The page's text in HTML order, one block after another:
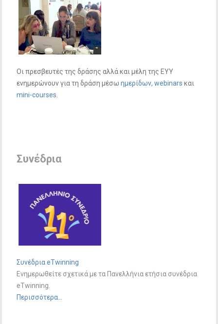
Οι πρεσβευτές της δράσης αλλά και μέλη της ΕΥΥ
ενημερώνουν για τη δράση μέσω ημερίδων, webinars και
mini-courses
Συνέδρια
Συνέδρια eTwinning
Ενημερωθείτε σχετικά με τα Πανελλήνια ετήσια συνέδρια
eTwinning.
Περισσότερα...